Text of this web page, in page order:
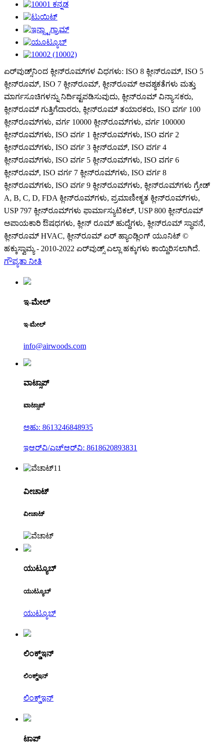
ಏರ್‌ವುಡ್ಸ್‌ನಿಂದ ಕ್ಲೀನ್‌ರೂಮ್‌ಗಳ ವಿಧಗಳು: ISO 8 ಕ್ಲೀನ್‌ರೂಮ್, ISO 5
ಕ್ಲೀನ್‌ರೂಮ್, ISO 7 ಕ್ಲೀನ್‌ರೂಮ್, ಕ್ಲೀನ್‌ರೂಮ್ ಅವಶ್ಯಕತೆಗಳು ಮತ್ತು
ಮಾರ್ಗಸೂಚಿಗಳನ್ನು ನಿರ್ದಿಷ್ಟಪಡಿಸುವುದು, ಕ್ಲೀನ್‌ರೂಮ್ ವಿನ್ಯಾಸಕರು,
ಕ್ಲೀನ್‌ರೂಮ್ ಗುತ್ತಿಗೆದಾರರು, ಕ್ಲೀನ್‌ರೂಮ್ ತಯಾರಕರು, ISO ವರ್ಗ 100
ಕ್ಲೀನ್‌ರೂಮ್‌ಗಳು, ವರ್ಗ 10000 ಕ್ಲೀನ್‌ರೂಮ್‌ಗಳು, ವರ್ಗ 100000
ಕ್ಲೀನ್‌ರೂಮ್‌ಗಳು, ISO ವರ್ಗ 1 ಕ್ಲೀನ್‌ರೂಮ್‌ಗಳು, ISO ವರ್ಗ 2
ಕ್ಲೀನ್‌ರೂಮ್‌ಗಳು, ISO ವರ್ಗ 3 ಕ್ಲೀನ್‌ರೂಮ್, ISO ವರ್ಗ 4
ಕ್ಲೀನ್‌ರೂಮ್‌ಗಳು, ISO ವರ್ಗ 5 ಕ್ಲೀನ್‌ರೂಮ್‌ಗಳು, ISO ವರ್ಗ 6
ಕ್ಲೀನ್‌ರೂಮ್, ISO ವರ್ಗ 7 ಕ್ಲೀನ್‌ರೂಮ್‌ಗಳು, ISO ವರ್ಗ 8
ಕ್ಲೀನ್‌ರೂಮ್‌ಗಳು, ISO ವರ್ಗ 9 ಕ್ಲೀನ್‌ರೂಮ್‌ಗಳು, ಕ್ಲೀನ್‌ರೂಮ್‌ಗಳು ಗ್ರೇಡ್
A, B, C, D, FDA ಕ್ಲೀನ್‌ರೂಮ್‌ಗಳು, ಪ್ರಮಾಣೀಕೃತ ಕ್ಲೀನ್‌ರೂಮ್‌ಗಳು,
USP 797 ಕ್ಲೀನ್‌ರೂಮ್‌ಗಳು ಫಾರ್ಮಾಸ್ಯುಟಿಕಲ್, USP 800 ಕ್ಲೀನ್‌ರೂಮ್
ಅಪಾಯಕಾರಿ ಔಷಧಗಳು, ಕ್ಲೀನ್ ರೂಮ್ ಹುದ್ದೆಗಳು, ಕ್ಲೀನ್‌ರೂಮ್ ಸ್ಥಾಪನೆ,
ಕ್ಲೀನ್‌ರೂಮ್ HVAC, ಕ್ಲೀನ್‌ರೂಮ್ ಏರ್ ಹ್ಯಾಂಡ್ಲಿಂಗ್ ಯೂನಿಟ್ ©
ಹಕ್ಕುಸ್ವಾಮ್ಯ - 2010-2022 ಏರ್‌ವುಡ್ಸ್ ಎಲ್ಲಾ ಹಕ್ಕುಗಳು ಕಾಯ್ದಿರಿಸಲಾಗಿದೆ.
ಗೌಪ್ಯತಾ ನೀತಿ
ಇ-ಮೇಲ್
ಇ-ಮೇಲ್
info@airwoods.com
ವಾಟ್ಸಾಪ್
ವಾಟ್ಸಾಪ್
ಅಹು: 8613246848935
ಇಆರ್‌ವಿ/ಎಚ್‌ಆರ್‌ವಿ: 8618620893831
ವೀಚಾಟ್
ವೀಚಾಟ್
ಯುಟ್ಯೂಬ್
ಯುಟ್ಯೂಬ್
ಯುಟ್ಯೂಬ್
ಲಿಂಕ್ಡ್ಇನ್
ಲಿಂಕ್ಡ್ಇನ್
ಲಿಂಕ್ಡ್ಇನ್
ಟಾಪ್